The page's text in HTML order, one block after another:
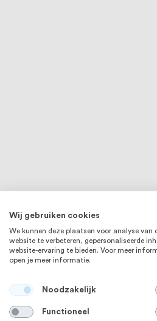
Wij gebruiken cookies
We kunnen deze plaatsen voor analyse van
website te verbeteren, gepersonaliseerde
website-ervaring te bieden. Voor meer
open je meer informatie.
Noodzakelijk
Functioneel